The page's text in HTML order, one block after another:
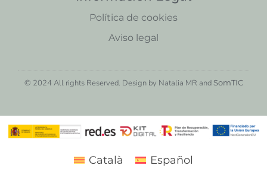
Política de cookies
Aviso legal
© 2024 All rights Reserved. Design by Natalia MR and SomTIC
Català Español